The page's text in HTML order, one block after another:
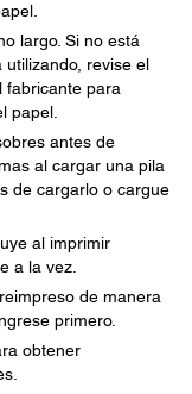
largo. Si no está
revise el
fabricante para
papel.
antes de
al cargar una pila
de cargarlo o cargue
al imprimir
a la vez.
de manera
primero.
obtener